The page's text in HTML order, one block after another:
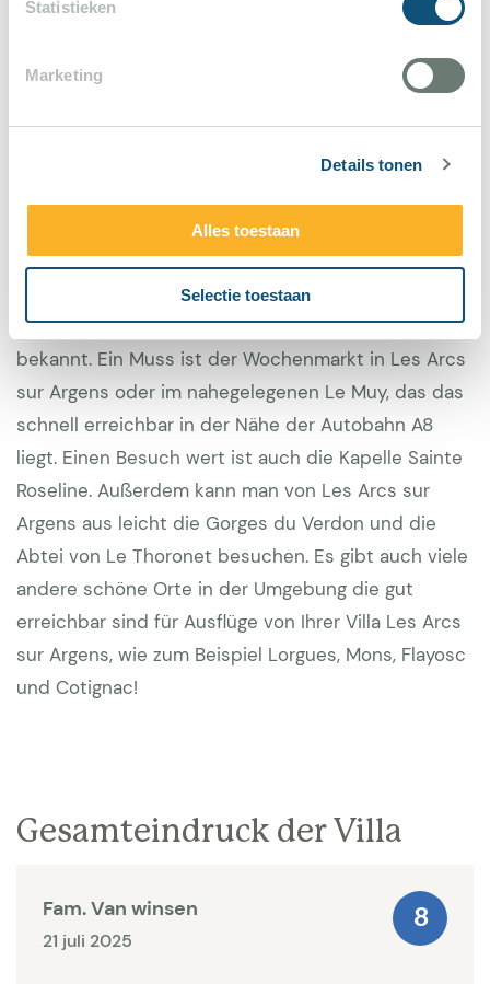
Statistieken
Marketing
Details tonen
Alles toestaan
Selectie toestaan
am Place de l'Horloge besichtigen. In der
Sommermonaten regelmäßig Ausstellungen statt. Es
Die unmittelbare Umgebung bietet viele
Möglichkeiten, vor allem für Wanderer, aber auch
Weinliebhaber kommen auf ihre Kosten. Diese
Region ist für ihre guten provenzalischen Weine
bekannt. Ein Muss ist der Wochenmarkt in Les Arcs
sur Argens oder im nahegelegenen Le Muy, das das
schnell erreichbar in der Nähe der Autobahn A8
liegt. Einen Besuch wert ist auch die Kapelle Sainte
Roseline. Außerdem kann man von Les Arcs sur
Argens aus leicht die Gorges du Verdon und die
Abtei von Le Thoronet besuchen. Es gibt auch viele
andere schöne Orte in der Umgebung die gut
erreichbar sind für Ausflüge von Ihrer Villa Les Arcs
sur Argens, wie zum Beispiel Lorgues, Mons, Flayosc
und Cotignac!
Gesamteindruck der Villa
Fam. Van winsen
21 juli 2025
8